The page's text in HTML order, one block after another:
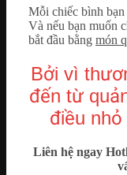
Mỗi chiếc bình bạn
Và nếu bạn muốn
bắt đầu bằng món
Bởi vì
đến từ
điều
Liên hệ ngay